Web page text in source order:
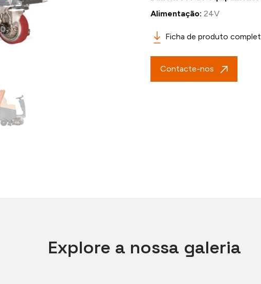
Alimentação: 24V
Ficha de produto
Contacte-nos
Explore a nossa galeria